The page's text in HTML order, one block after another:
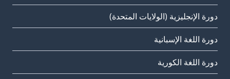
دورة الإنجليزية (الولايات المتحدة)
دورة اللغة الإسبانية
دورة اللغة الكورية